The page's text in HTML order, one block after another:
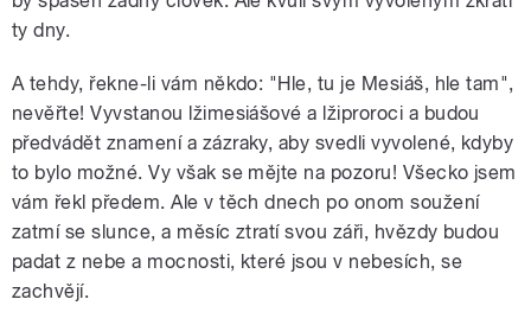
ty dny.
A tehdy, řekne-li vám někdo: "Hle, tu je Mesiáš, hle tam",
nevěřte! Vyvstanou lžimesiášové a lžiproroci a budou
předvádět znamení a zázraky, aby svedli vyvolené, kdyby
to bylo možné. Vy však se mějte na pozoru! Všecko jsem
vám řekl předem. Ale v těch dnech po onom soužení
zatmí se slunce, a měsíc ztratí svou záři, hvězdy budou
padat z nebe a mocnosti, které jsou v nebesích, se
zachvějí.